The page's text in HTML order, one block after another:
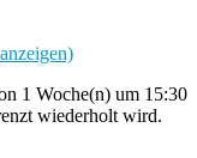
1 Woche(n) um 15:30
wiederholt wird.